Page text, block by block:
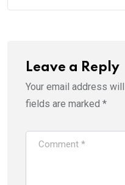
Leave a Reply
Your email address
fields are marked *